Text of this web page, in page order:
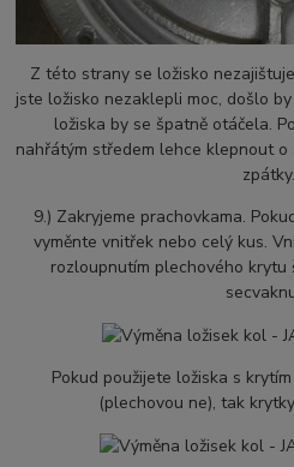
Z této strany se ložisko
jste ložisko nezaklepli moc, došlo
ložiska by se špatně otáčela.
nahřátým středem lehce klepnout
zpátky.
9.) Zakryjeme prachovkama.
vyměnte vnitřek nebo celý kus.
rozloupnutím plechového krytu
Pokud použijete ložiska s
(plechovou ne), tak